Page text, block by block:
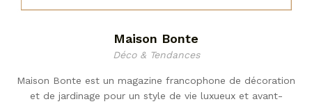
Maison Bonte
Déco & Tendances
Maison Bonte est un magazine francophone de décoration
et de jardinage pour un style de vie luxueux et avant-